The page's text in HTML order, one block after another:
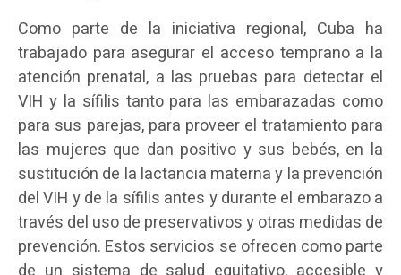
Como parte de la iniciativa regional, Cuba ha
trabajado para asegurar el acceso temprano a la
atención prenatal, a las pruebas para detectar el
VIH y la sífilis tanto para las embarazadas como
para sus parejas, para proveer el tratamiento para
las mujeres que dan positivo y sus bebés, en la
sustitución de la lactancia materna y la prevención
del VIH y de la sífilis antes y durante el embarazo a
través del uso de preservativos y otras medidas de
prevención. Estos servicios se ofrecen como parte